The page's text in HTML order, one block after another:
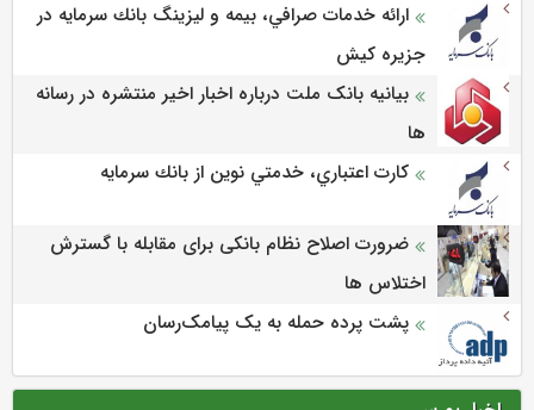
ارائه خدمات صرافي، بيمه و ليزينگ بانك سرمايه در
جزيره كيش
بیانیه بانک ملت درباره اخبار اخیر منتشره در رسانه
ها
كارت اعتباري، خدمتي نوين از بانك سرمايه
ضرورت اصلاح نظام بانکی برای مقابله با گسترش
اختلاس ها
پشت پرده حمله به یک پیامک‌رسان